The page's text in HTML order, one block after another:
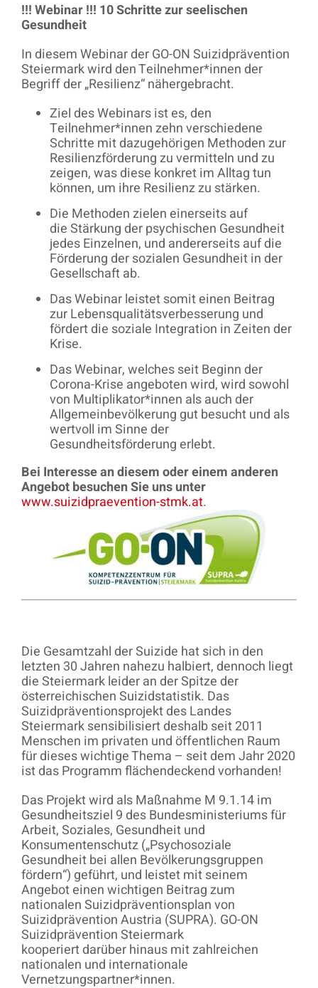
!!! Webinar !!! 10 Schritte zur seelischen
Gesundheit
In diesem Webinar der GO-ON Suizidprävention
Steiermark wird den Teilnehmer*innen der
Begriff der „Resilienz“ nähergebracht.
Ziel des Webinars ist es, den
Teilnehmer*innen zehn verschiedene
Schritte mit dazugehörigen Methoden zur
Resilienzförderung zu vermitteln und zu
zeigen, was diese konkret im Alltag tun
können, um ihre Resilienz zu stärken.
Die Methoden zielen einerseits auf
die Stärkung der psychischen Gesundheit
jedes Einzelnen, und andererseits auf die
Förderung der sozialen Gesundheit in der
Gesellschaft ab.
Das Webinar leistet somit einen Beitrag
zur Lebensqualitätsverbesserung und
fördert die soziale Integration in Zeiten der
Krise.
Das Webinar, welches seit Beginn der
Corona-Krise angeboten wird, wird sowohl
von Multiplikator*innen als auch der
Allgemeinbevölkerung gut besucht und als
wertvoll im Sinne der
Gesundheitsförderung erlebt.
Bei Interesse an diesem oder einem anderen
Angebot besuchen Sie uns unter
www.suizidpraevention-stmk.at.
Die Gesamtzahl der Suizide hat sich in den
letzten 30 Jahren nahezu halbiert, dennoch liegt
die Steiermark leider an der Spitze der
österreichischen Suizidstatistik. Das
Suizidpräventionsprojekt des Landes
Steiermark sensibilisiert deshalb seit 2011
Menschen im privaten und öffentlichen Raum
für dieses wichtige Thema – seit dem Jahr 2020
ist das Programm flächendeckend vorhanden!
Das Projekt wird als Maßnahme M 9.1.14 im
Gesundheitsziel 9 des Bundesministeriums für
Arbeit, Soziales, Gesundheit und
Konsumentenschutz („Psychosoziale
Gesundheit bei allen Bevölkerungsgruppen
fördern“) geführt, und leistet mit seinem
Angebot einen wichtigen Beitrag zum
nationalen Suizidpräventionsplan von
Suizidprävention Austria (SUPRA). GO-ON
Suizidprävention Steiermark
kooperiert darüber hinaus mit zahlreichen
nationalen und internationale
Vernetzungspartner*innen.